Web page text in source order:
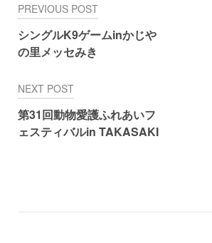
投
稿
ナ
ビ
ゲ
ー
PREVIOUS POST
シングルK9ゲームinかじや
の里メッセみき
NEXT POST
第31回動物愛護ふれあいフ
ェスティバルin TAKASAKI